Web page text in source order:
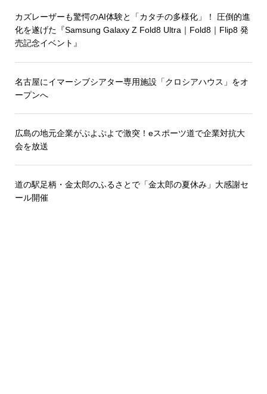
カズレーザーも驚愕のAI体験と「カタチの多様化」！ 圧倒的進
化を遂げた『Samsung Galaxy Z Fold8 Ultra｜Fold8｜Flip8 発
売記念イベント』
名古屋にイマーシブシアター専用施設「クロシアハウス」をオ
ープンへ
広島の地元企業がぷよぷよで激突！eスポーツ道で企業対抗大
会を放送
道の駅足柄・金太郎のふるさとで「金太郎の夏休み」大感謝セ
ール開催